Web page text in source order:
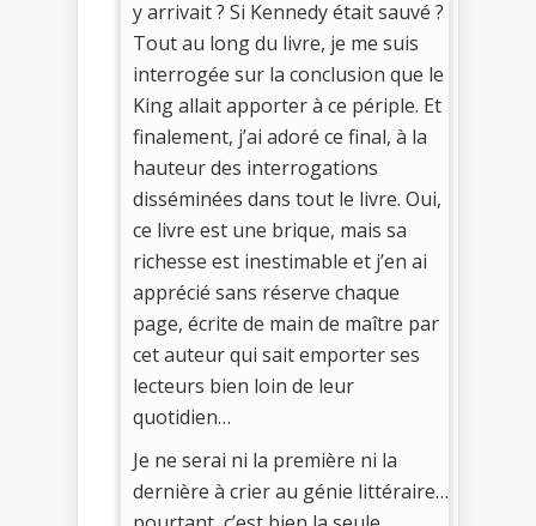
y arrivait ? Si Kennedy était sauvé ?
Tout au long du livre, je me suis
interrogée sur la conclusion que le
King allait apporter à ce périple. Et
finalement, j’ai adoré ce final, à la
hauteur des interrogations
disséminées dans tout le livre. Oui,
ce livre est une brique, mais sa
richesse est inestimable et j’en ai
apprécié sans réserve chaque
page, écrite de main de maître par
cet auteur qui sait emporter ses
lecteurs bien loin de leur
quotidien…
Je ne serai ni la première ni la
dernière à crier au génie littéraire…